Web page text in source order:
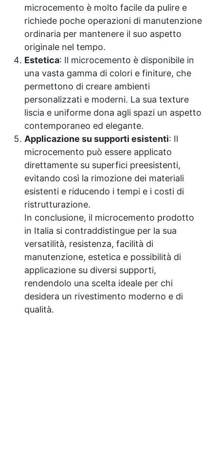
microcemento è molto facile da pulire e
richiede poche operazioni di manutenzione
ordinaria per mantenere il suo aspetto
originale nel tempo.
Estetica: Il microcemento è disponibile in
una vasta gamma di colori e finiture, che
permettono di creare ambienti
personalizzati e moderni. La sua texture
liscia e uniforme dona agli spazi un aspetto
contemporaneo ed elegante.
Applicazione su supporti esistenti: Il
microcemento può essere applicato
direttamente su superfici preesistenti,
evitando così la rimozione dei materiali
esistenti e riducendo i tempi e i costi di
ristrutturazione.
In conclusione, il microcemento prodotto
in Italia si contraddistingue per la sua
versatilità, resistenza, facilità di
manutenzione, estetica e possibilità di
applicazione su diversi supporti,
rendendolo una scelta ideale per chi
desidera un rivestimento moderno e di
qualità.